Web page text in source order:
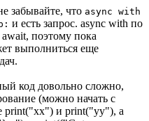
забывайте, что async with
и есть запрос. async with по
поэтому пока
выполниться еще
код довольно сложно,
(можно начать с
print("xx") и print("yy"), а